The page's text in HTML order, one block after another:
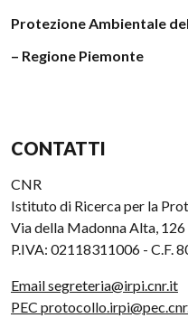
Protezione Ambientale
– Regione Piemonte
CONTATTI
CNR
Istituto di Ricerca per la
Via della Madonna Alta,
P.IVA: 02118311006 - C.F.
Email segreteria@irpi.cnr.it
PEC